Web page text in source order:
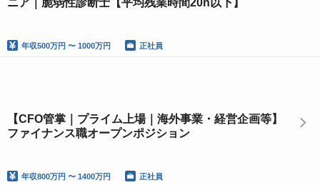
ニア｜脆弱性診断士【平均残業時間20h以下】
年収500万円 〜 1000万円 正社員
【CFO管掌｜プライム上場｜海外事業・経営企画等】
ファイナンス職オープンポジション
年収800万円 〜 1400万円 正社員